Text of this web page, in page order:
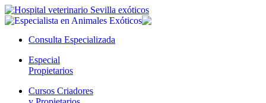
Consulta Especializada
Especial
Propietarios
Cursos Criadores